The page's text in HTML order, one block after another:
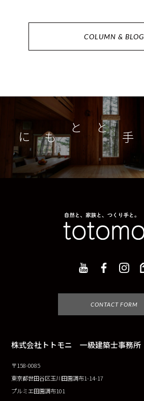
COLUMN & BLOG
つくり手とともに
CONTACT FORM
株式会社トトモニ 一級建築士事務所
〒158-0085
東京都世田谷区玉川田園調布1-14-17
プルミエ田園調布101